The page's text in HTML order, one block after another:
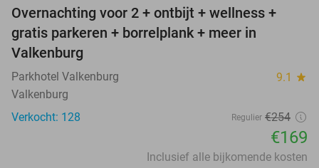
33%
Overnachting voor 2 + ontbijt + wellness +
gratis parkeren + borrelplank + meer in
Valkenburg
Parkhotel Valkenburg 9.1 star
Valkenburg
Verkocht: 128
Regulier €254
€169
Inclusief alle bijkomende kosten